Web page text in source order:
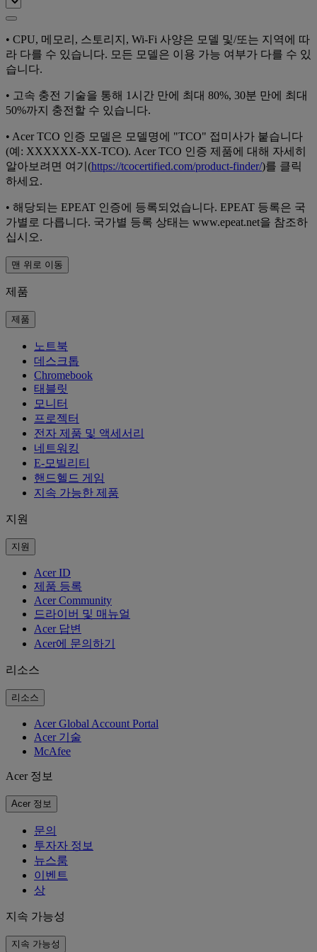
• CPU, 메모리, 스토리지, Wi-Fi 사양은 모델 및/또는 지역에 따
라 다를 수 있습니다. 모든 모델은 이용 가능 여부가 다를 수 있
습니다.
• 고속 충전 기술을 통해 1시간 만에 최대 80%, 30분 만에 최대
50%까지 충전할 수 있습니다.
• Acer TCO 인증 모델은 모델명에 "TCO" 접미사가 붙습니다
(예: XXXXXX-XX-TCO). Acer TCO 인증 제품에 대해 자세히
알아보려면 여기(https://tcocertified.com/product-finder/)를 클릭
하세요.
• 해당되는 EPEAT 인증에 등록되었습니다. EPEAT 등록은 국
가별로 다릅니다. 국가별 등록 상태는 www.epeat.net을 참조하
십시오.
맨 위로 이동
제품
제품
노트북
데스크톱
Chromebook
태블릿
모니터
프로젝터
전자 제품 및 액세서리
네트워킹
E-모빌리티
핸드헬드 게임
지속 가능한 제품
지원
지원
Acer ID
제품 등록
Acer Community
드라이버 및 매뉴얼
Acer 답변
Acer에 문의하기
리소스
리소스
Acer Global Account Portal
Acer 기술
McAfee
Acer 정보
Acer 정보
문의
투자자 정보
뉴스룸
이벤트
상
지속 가능성
지속 가능성